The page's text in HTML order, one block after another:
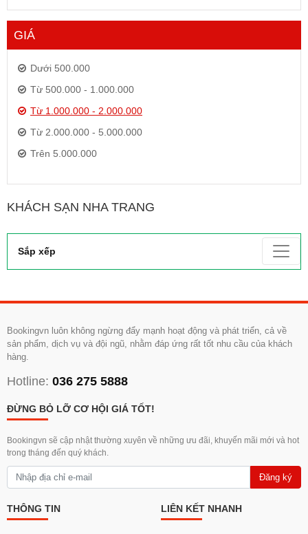
KHÁCH SẠN NHA TRANG
Sắp xếp
GIÁ
Dưới 500.000
Từ 500.000 - 1.000.000
Từ 1.000.000 - 2.000.000
Từ 2.000.000 - 5.000.000
Trên 5.000.000
Bookingvn luôn không ngừng đẩy mạnh hoạt động và phát triển, cả về
sản phẩm, dịch vụ và đội ngũ, nhằm đáp ứng rất tốt nhu cầu của khách
hàng.
Hotline: 036 275 5888
ĐỪNG BỎ LỠ CƠ HỘI GIÁ TỐT!
Bookingvn sẽ cập nhật thường xuyên về những ưu đãi, khuyến mãi mới và hot
trong tháng đến quý khách.
Đăng ký
THÔNG TIN LIÊN KẾT NHANH